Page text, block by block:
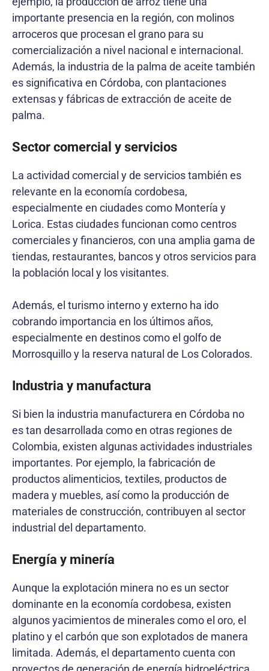
importante presencia en la región, con molinos
arroceros que procesan el grano para su
comercialización a nivel nacional e internacional.
Además, la industria de la palma de aceite también
es significativa en Córdoba, con plantaciones
extensas y fábricas de extracción de aceite de
palma.
Sector comercial y servicios
La actividad comercial y de servicios también es
relevante en la economía cordobesa,
especialmente en ciudades como Montería y
Lorica. Estas ciudades funcionan como centros
comerciales y financieros, con una amplia gama de
tiendas, restaurantes, bancos y otros servicios para
la población local y los visitantes.
Además, el turismo interno y externo ha ido
cobrando importancia en los últimos años,
especialmente en destinos como el golfo de
Morrosquillo y la reserva natural de Los Colorados.
Industria y manufactura
Si bien la industria manufacturera en Córdoba no
es tan desarrollada como en otras regiones de
Colombia, existen algunas actividades industriales
importantes. Por ejemplo, la fabricación de
productos alimenticios, textiles, productos de
madera y muebles, así como la producción de
materiales de construcción, contribuyen al sector
industrial del departamento.
Energía y minería
Aunque la explotación minera no es un sector
dominante en la economía cordobesa, existen
algunos yacimientos de minerales como el oro, el
platino y el carbón que son explotados de manera
limitada. Además, el departamento cuenta con